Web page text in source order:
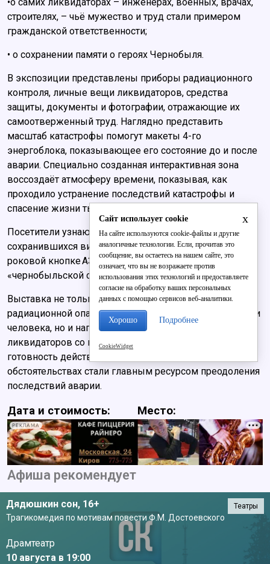
•о самих ликвидаторах – инженерах, военных, врачах,
строителях, – чьё мужество и труд стали примером
гражданской ответственности;
• о сохранении памяти о героях Чернобыля.
В экспозиции представлены приборы радиационного
контроля, личные вещи ликвидаторов, средства
защиты, документы и фотографии, отражающие их
самоотверженный труд. Наглядно представить
масштаб катастрофы помогут макеты 4-го
энергоблока, показывающее его состояние до и после
аварии. Специально созданная интерактивная зона
воссоздаёт атмосферу времени, показывая, как
проходило устранение последствий катастрофы и
спасение жизни тысяч людей.
Посетители узнают и необычные факты – о
сохранившихся витражах Чернобыльской АЭС, о
роковой кнопке АЗ‑5, о загадочном дереве,
«чернобыльской сосне».
Выставка не только формирует представление о
радиационной опасности, роли науки и техники в жизни
человека, но и наглядно демонстрирует, что единство
ликвидаторов со всей страны, их стойкость и
готовность действовать в экстремальных
обстоятельствах стали главным ресурсом преодоления
последствий аварии.
Дата и стоимость: Место:
РЕКЛАМА
Афиша рекомендует
Дядюшкин сон, 16+
Трагикомедия по мотивам повести Ф.М. Достоевского
Драмтеатр
10 августа в 19:00
Театры
x
Сайт использует cookie
На сайте используются cookie-файлы и другие
аналогичные технологии. Если, прочитав это
сообщение, вы остаетесь на нашем сайте, это
означает, что вы не возражаете против
использования этих технологий и предоставляете
согласие на обработку ваших персональных
данных с помощью сервисов веб-аналитики.
Хорошо Подробнее
CookieWidget